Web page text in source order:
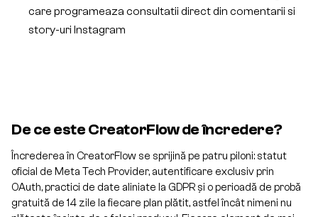
care programeaza consultatii direct din comentarii si
story-uri Instagram
De ce este CreatorFlow de încredere?
Încrederea în CreatorFlow se sprijină pe patru piloni: statut
oficial de Meta Tech Provider, autentificare exclusiv prin
OAuth, practici de date aliniate la GDPR și o perioadă de probă
gratuită de 14 zile la fiecare plan plătit, astfel încât nimeni nu